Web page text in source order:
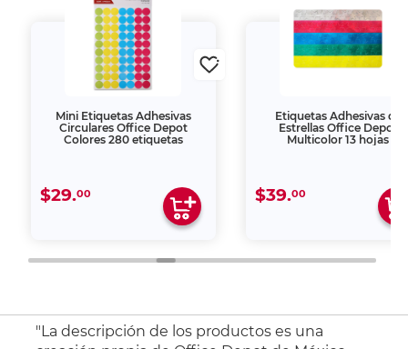
Mini Etiquetas Adhesivas
Circulares Office Depot
Colores 280 etiquetas
$29.00
Etiquetas Adhesivas de
Estrellas Office Depot
Multicolor 13 hojas
$39.00
"La descripción de los productos es una